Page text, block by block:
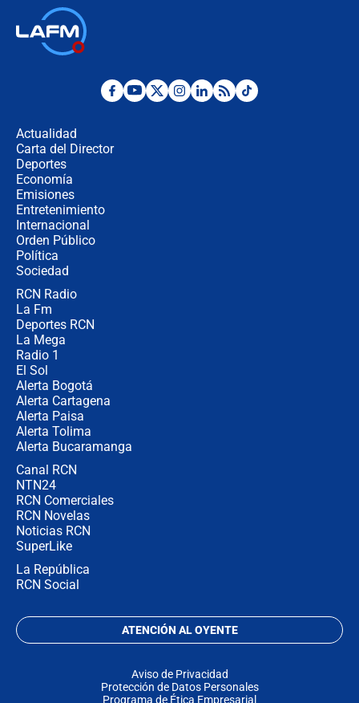
Desde dermatitis hasta infecciones:
Actualidad
Carta del Director
Deportes
Economía
Emisiones
Entretenimiento
Internacional
Orden Público
Política
Sociedad
RCN Radio
La Fm
Deportes RCN
La Mega
Radio 1
El Sol
Alerta Bogotá
Alerta Cartagena
Alerta Paisa
Alerta Tolima
Alerta Bucaramanga
Canal RCN
NTN24
RCN Comerciales
RCN Novelas
Noticias RCN
SuperLike
La República
RCN Social
ATENCIÓN AL OYENTE
Aviso de Privacidad
Protección de Datos Personales
Programa de Ética Empresarial